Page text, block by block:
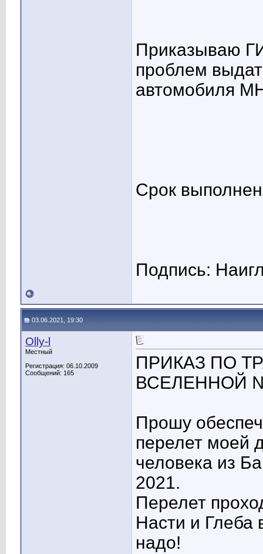
Приказываю
проблем
автомобиля
Срок
Подпись:
03.06.2021, 19:30
Olly-l
Местный
Регистрация: 06.10.2009
Сообщений: 165
ПРИКАЗ ПО
ВСЕЛЕННОЙ
Прошу
перелет моей
человека из
2021.
Перелет
Насти и Глеба
надо!